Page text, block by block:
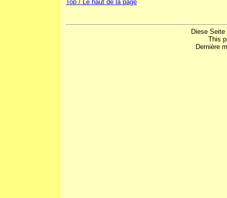
Top / Le haut de la page
Diese
This
Dernière